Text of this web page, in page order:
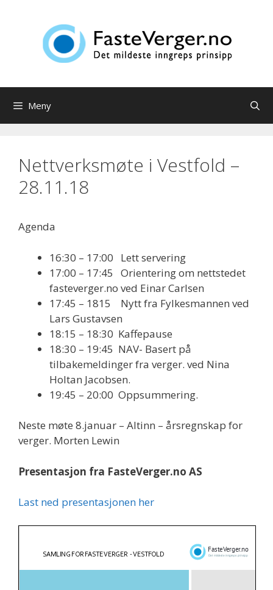
Meny
Nettverksmøte i Vestfold –
28.11.18
Agenda
16:30 – 17:00 Lett servering
17:00 – 17:45 Orientering om nettstedet
fasteverger.no ved Einar Carlsen
17:45 – 1815 Nytt fra Fylkesmannen ved
Lars Gustavsen
18:15 – 18:30 Kaffepause
18:30 – 19:45 NAV- Basert på
tilbakemeldinger fra verger. ved Nina
Holtan Jacobsen.
19:45 – 20:00 Oppsummering.
Neste møte 8.januar – Altinn – årsregnskap for
verger. Morten Lewin
Presentasjon fra FasteVerger.no AS
Last ned presentasjonen her